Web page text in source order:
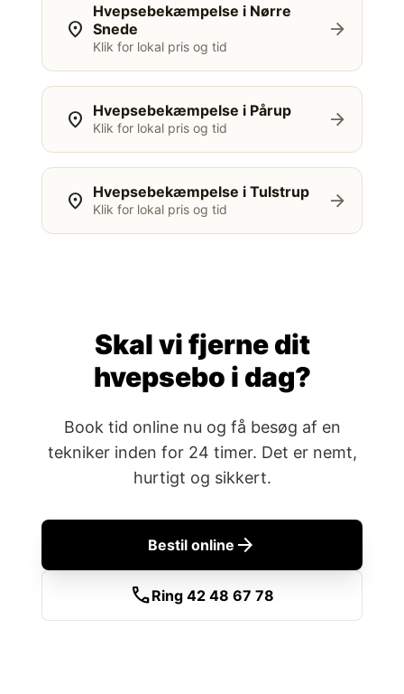
location_on
Hvepsebekæmpelse i Nørre
Snede
Klik for lokal pris og tid
arrow_forward
location_on Hvepsebekæmpelse i Pårup
Klik for lokal pris og tid arrow_forward
location_on Hvepsebekæmpelse i Tulstrup
Klik for lokal pris og tid arrow_forward
Skal vi fjerne dit
hvepsebo i dag?
Book tid online nu og få besøg af en
tekniker inden for 24 timer. Det er nemt,
hurtigt og sikkert.
Bestil online arrow_forward
callRing 42 48 67 78